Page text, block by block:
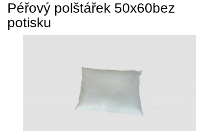
Péřový polštářek 50x60bez
potisku